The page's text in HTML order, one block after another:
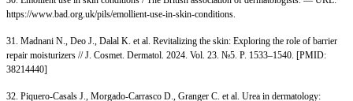
https://www.bad.org.uk/pils/emollient-use-in-skin-conditions.
31. Madnani N., Deo J., Dalal K. et al. Revitalizing the skin: Exploring the role of barrier
repair moisturizers // J. Cosmet. Dermatol. 2024. Vol. 23. №5. P. 1533–1540. [PMID:
38214440]
32. Piquero-Casals J., Morgado-Carrasco D., Granger C. et al. Urea in dermatology: